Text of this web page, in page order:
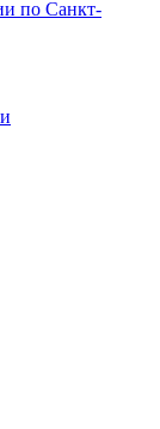
по Санкт-